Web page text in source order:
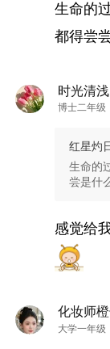
生命的
都得尝
时光清
博士二年级
红星灼
生命的
尝是什
感觉给
化妆师
大学一年级